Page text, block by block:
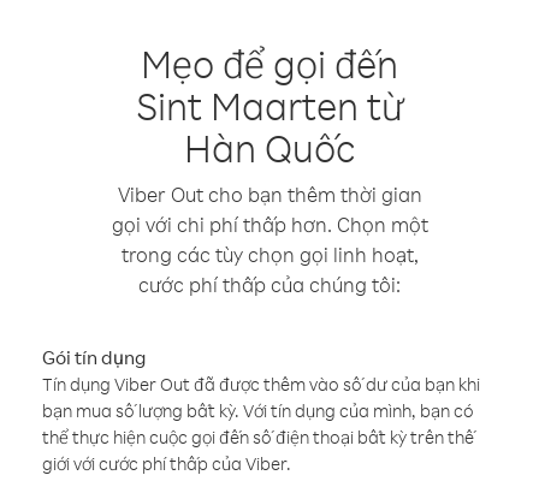
Mẹo để gọi đến
Sint Maarten từ
Hàn Quốc
Viber Out cho bạn thêm thời gian
gọi với chi phí thấp hơn. Chọn một
trong các tùy chọn gọi linh hoạt,
cước phí thấp của chúng tôi:
Gói tín dụng
Tín dụng Viber Out đã được thêm vào số dư của bạn khi
bạn mua số lượng bất kỳ. Với tín dụng của mình, bạn có
thể thực hiện cuộc gọi đến số điện thoại bất kỳ trên thế
giới với cước phí thấp của Viber.